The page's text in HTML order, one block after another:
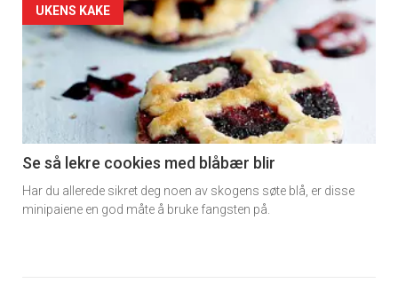
Forsiden
akkurat
nå
6
UKENS KAKE
Se så lekre cookies med blåbær blir
Har du allerede sikret deg noen av skogens søte blå, er disse
minipaiene en god måte å bruke fangsten på.